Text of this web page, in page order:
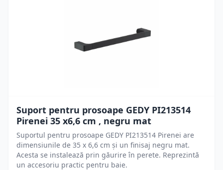
Suport pentru prosoape GEDY PI213514
Pirenei 35 x6,6 cm , negru mat
Suportul pentru prosoape GEDY PI213514 Pirenei are
dimensiunile de 35 x 6,6 cm și un finisaj negru mat.
Acesta se instalează prin găurire în perete. Reprezintă
un accesoriu practic pentru baie.